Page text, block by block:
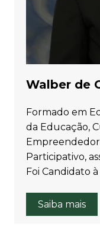
Walber de
Formado em
da Educação,
Participativo,
Foi Candidato
Saiba mais